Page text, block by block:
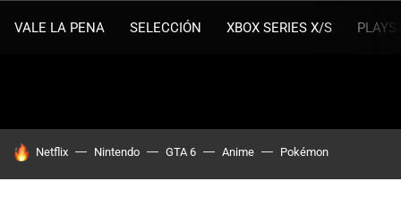
VALE LA PENA SELECCIÓN XBOX SERIES X/S
HOY SE HABLA DE
Netflix Nintendo GTA 6 Anime Pokémon